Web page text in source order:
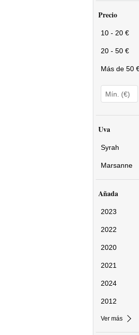
Precio
10 - 20 €
20 - 50 €
Más de 50
Uva
Syrah
Marsanne
Añada
2023
2022
2020
2021
2024
2012
Ver más